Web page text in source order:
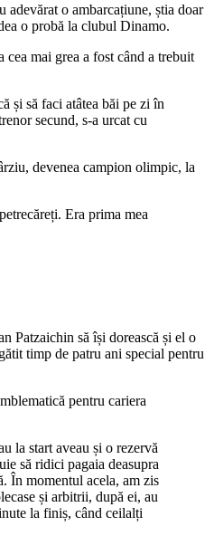
adevărat o ambarcațiune, știa doar
o probă la clubul Dinamo.
mai grea a fost când a trebuit
și să faci atâtea băi pe zi în
secund, s-a urcat cu
devenea campion olimpic, la
Era prima mea
Patzaichin să își dorească și el o
timp de patru ani special pentru
pentru cariera
la start aveau și o rezervă
să ridici pagaia deasupra
În momentul acela, am zis
și arbitrii, după ei, au
la finiș, când ceilalți